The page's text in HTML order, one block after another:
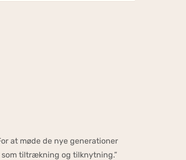
at møde de nye generationer
tiltrækning og tilknytning.”